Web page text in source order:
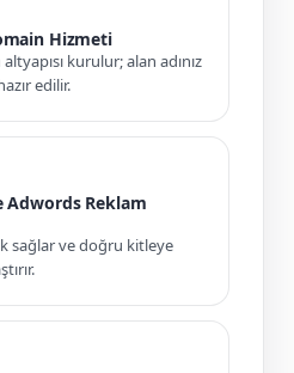
Hizmeti
kurulur; alan adınız
edilir.
Adwords Reklam
sağlar ve doğru kitleye